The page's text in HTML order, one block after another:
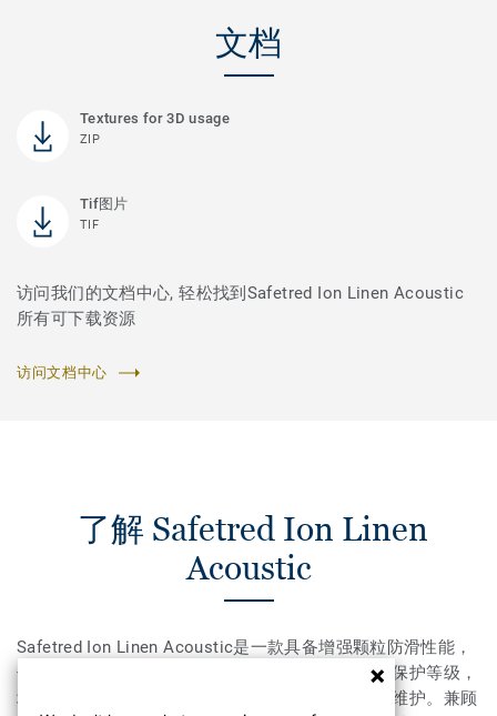
文档
Textures for 3D usage
ZIP
Tif图片
TIF
访问我们的文档中心, 轻松找到Safetred Ion Linen Acoustic
所有可下载资源
访问文档中心
了解 Safetred Ion Linen
Acoustic
Safetred Ion Linen Acoustic是一款具备增强颗粒防滑性能，
优雅木纹设的吸音型安全地板。防滑条提供更高的保护等级，
增强表面处理实现更好的耐污性能，更加易于清洁维护。兼顾